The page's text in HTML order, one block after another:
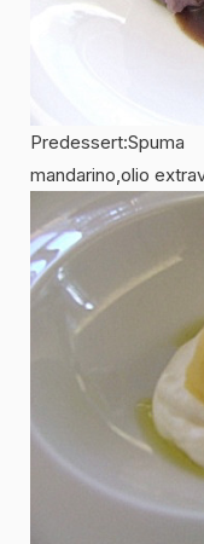
mandarino,olio